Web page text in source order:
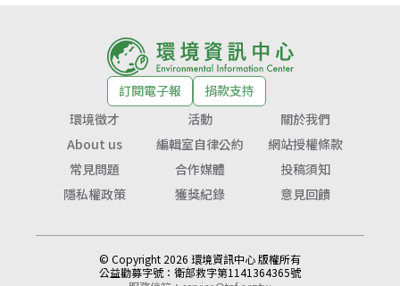
訂閱電子報
捐款支持
環境徵才
活動
關於我們
About us
編輯室自律公約
網站授權條款
常見問題
合作媒體
投稿須知
隱私權政策
獲獎紀錄 意見回饋
© Copyright 2026 環境資訊中心 版權所有
公益勸募字號： 衛部救字第1141364365號